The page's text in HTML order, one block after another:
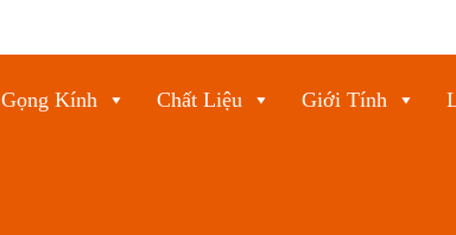
Gọng Kính Chất Liệu Giới Tính